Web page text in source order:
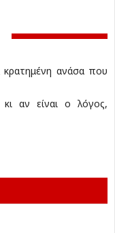
κρατημένη ανάσα που
κι αν είναι ο λόγος,